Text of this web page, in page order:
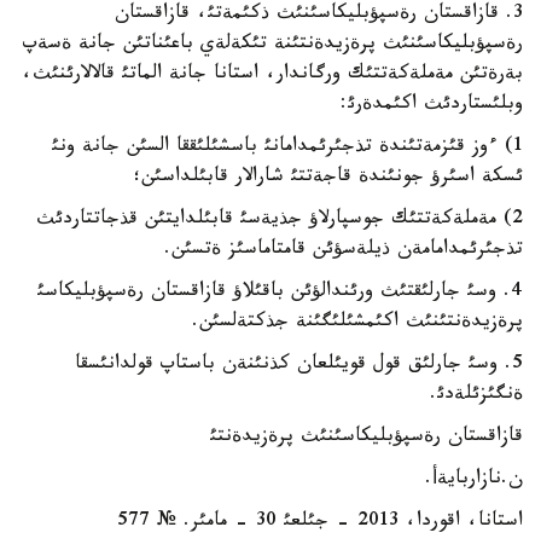
3. قازاقستان رةسپؤبليكاسئنئث ذكئمةتئ، قازاقستان
رةسپؤبليكاسئنئث پرةزيدةنتئنة تئكةلةي باعئناتئن جانة ةسةپ
بةرةتئن مةملةكةتتئك ورگاندار، استانا جانة الماتئ قالالارئنئث،
وبلئستاردئث اكئمدةرئ:
1) ءوز قئزمةتئندة تذجئرئمدامانئ باسشئلئققا السئن جانة ونئ
ئسكة اسئرؤ جونئندة قاجةتتئ شارالار قابئلداسئن؛
2) مةملةكةتتئك جوسپارلاؤ جذيةسئ قابئلدايتئن قذجاتتاردئث
تذجئرئمدامامةن ذيلةسؤئن قامتاماسئز ةتسئن.
4. وسئ جارلئقتئث ورئندالؤئن باقئلاؤ قازاقستان رةسپؤبليكاسئ
پرةزيدةنتئنئث اكئمشئلئگئنة جذكتةلسئن.
5. وسئ جارلئق قول قويئلعان كذنئنةن باستاپ قولدانئسقا
ةنگئزئلةدئ.
قازاقستان رةسپؤبليكاسئنئث پرةزيدةنتئ
ن.نازاربايةأ.
استانا، اقوردا، 2013 - جئلعئ 30 - مامئر. № 577